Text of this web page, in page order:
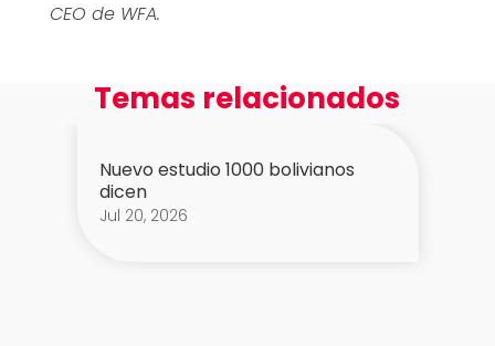
CEO de WFA.
Temas relacionados
Nuevo estudio 1000 bolivianos
dicen
Jul 20, 2026